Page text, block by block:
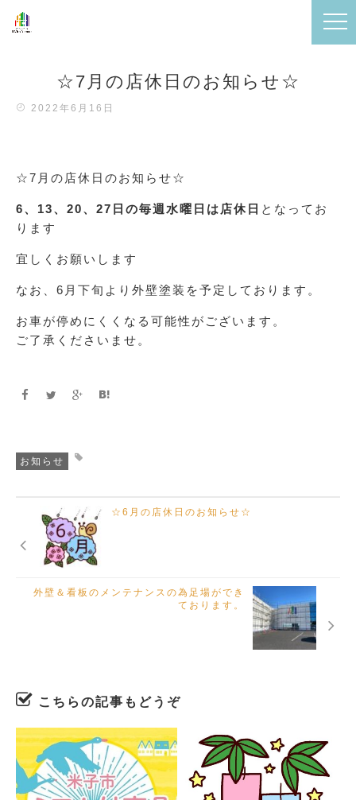
☆7月の店休日のお知らせ☆
2022年6月16日
☆7月の店休日のお知らせ☆
6、13、20、27日の毎週水曜日は店休日 となってお
ります
宜しくお願いします
なお、6月下旬より外壁塗装を予定しております。
お車が停めにくくなる可能性がございます。
ご了承くださいませ。
お知らせ
☆6月の店休日のお知らせ☆
外壁＆看板のメンテナンスの為足場ができ
ております。
こちらの記事もどうぞ